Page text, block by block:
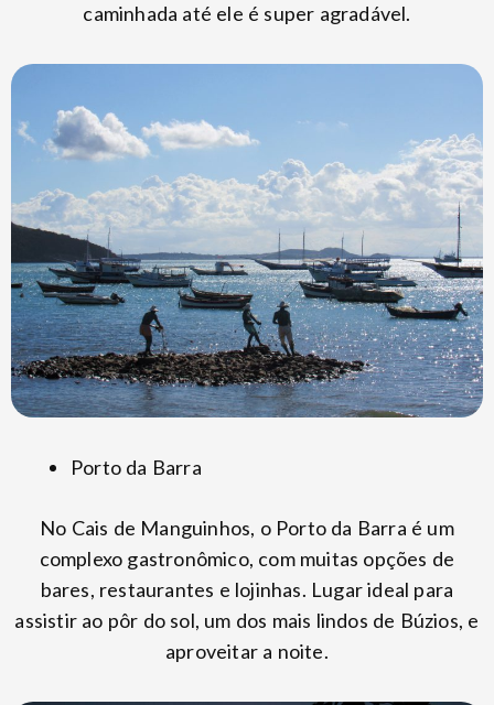
caminhada até ele é super agradável.
Porto da Barra
No Cais de Manguinhos, o Porto da Barra é um
complexo gastronômico, com muitas opções de
bares, restaurantes e lojinhas. Lugar ideal para
assistir ao pôr do sol, um dos mais lindos de Búzios, e
aproveitar a noite.